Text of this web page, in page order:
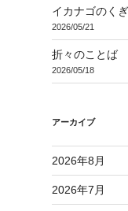
イカナゴのく
2026/05/21
折々のことば
2026/05/18
アーカイブ
2026年8月
2026年7月